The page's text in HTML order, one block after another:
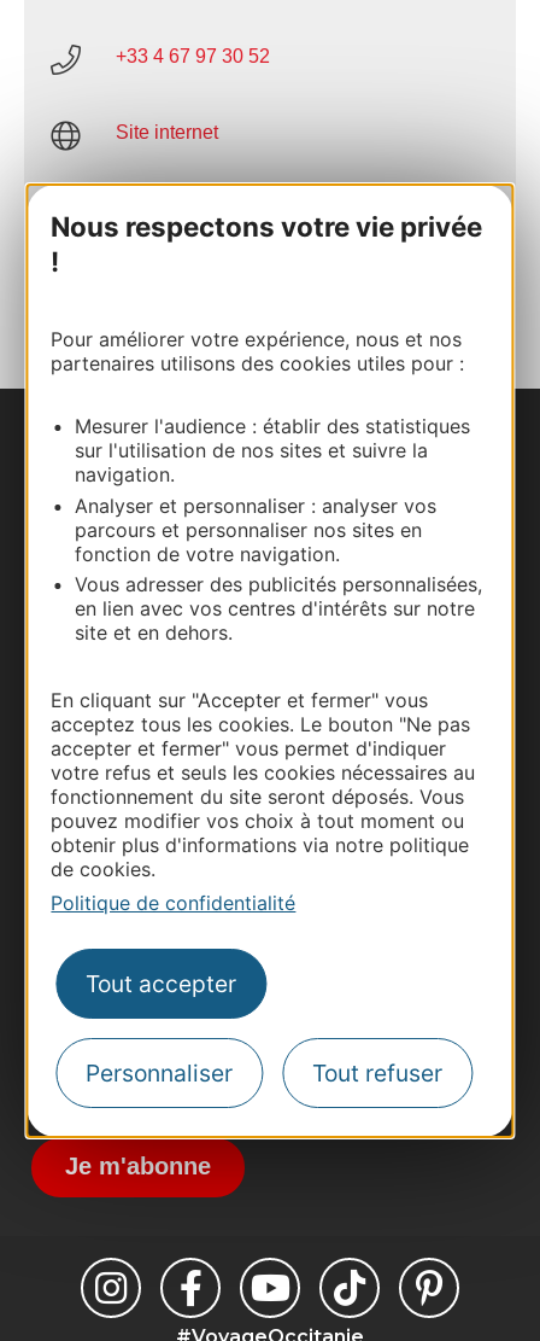
Nous respectons votre vie privée
!
Pour améliorer votre expérience, nous et nos
partenaires utilisons des cookies utiles pour :
Mesurer l'audience : établir des statistiques
sur l'utilisation de nos sites et suivre la
navigation.
Analyser et personnaliser : analyser vos
parcours et personnaliser nos sites en
fonction de votre navigation.
Vous adresser des publicités personnalisées,
en lien avec vos centres d'intérêts sur notre
site et en dehors.
En cliquant sur "Accepter et fermer" vous
acceptez tous les cookies. Le bouton "Ne pas
accepter et fermer" vous permet d'indiquer
votre refus et seuls les cookies nécessaires au
fonctionnement du site seront déposés. Vous
pouvez modifier vos choix à tout moment ou
obtenir plus d'informations via notre politique
de cookies.
Politique de confidentialité
Tout accepter
Personnaliser Tout refuser
+33 4 67 97 30 52
Site internet
Nous contacter
Carte interactive
Documentation
Thermalisme
Business/Mice
Site presse et d'influence
Voyagistes
Destination Sport
Inscrivez-vous à la lettre d'information
Destination Occitanie pour recevoir des
Je m'abonne
#VoyageOccitanie